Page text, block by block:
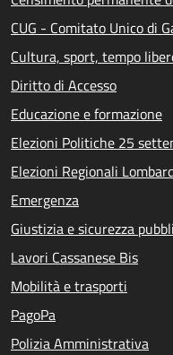
CUG - Comitato Unico di
Cultura, sport, tempo
Diritto di Accesso
Educazione e formazione
Elezioni Politiche 25
Elezioni Regionali
Emergenza
Giustizia e sicurezza
Lavori Cassanese Bis
Mobilità e trasporti
PagoPa
Polizia Amministrativa